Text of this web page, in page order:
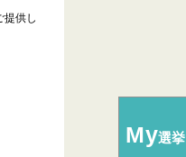
提供し
My選挙